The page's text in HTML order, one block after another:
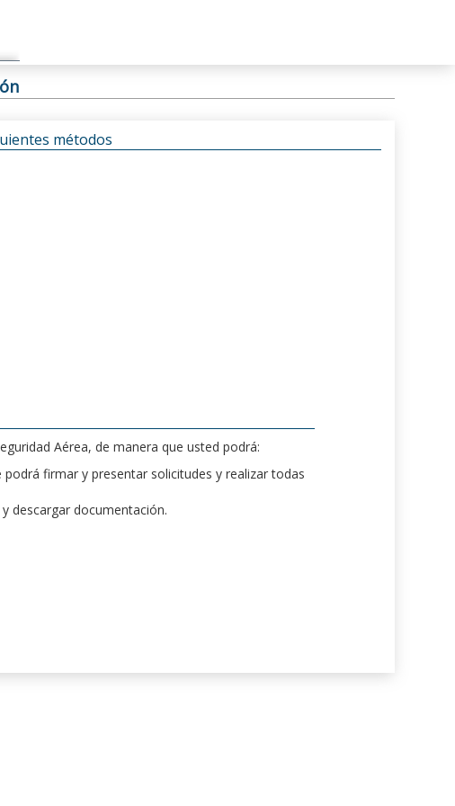
métodos
Aérea, de manera que usted podrá:
firmar y presentar solicitudes y realizar todas
descargar documentación.